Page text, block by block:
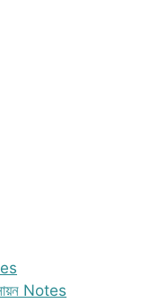
Notes